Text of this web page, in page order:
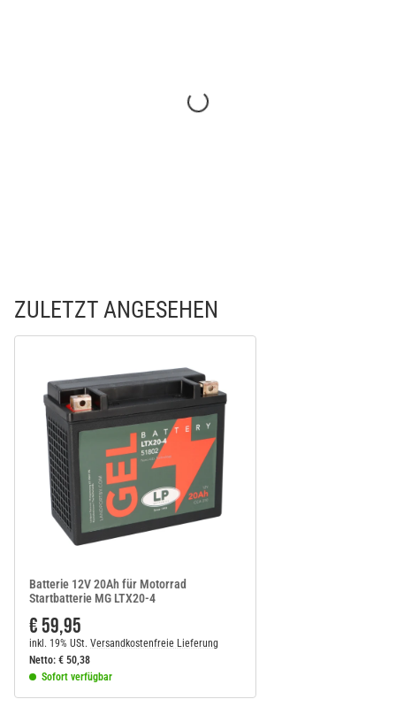
ZULETZT ANGESEHEN
Batterie 12V 20Ah für Motorrad
Startbatterie MG LTX20-4
€ 59,95
inkl. 19% USt. Versandkostenfreie Lieferung
Netto: € 50,38
Sofort verfügbar